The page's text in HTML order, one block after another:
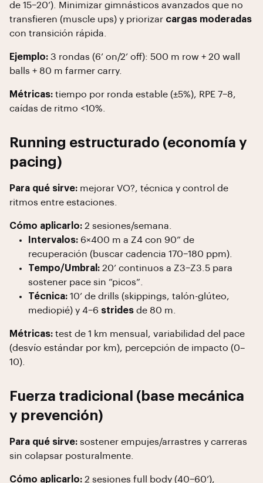
de 15–20’). Minimizar gimnásticos avanzados que no
transfieren (muscle ups) y priorizar cargas moderadas
con transición rápida.
Ejemplo: 3 rondas (6’ on/2’ off): 500 m row + 20 wall
balls + 80 m farmer carry.
Métricas: tiempo por ronda estable (±5%), RPE 7–8,
caídas de ritmo <10%.
Running estructurado (economía y
pacing)
Para qué sirve: mejorar VO?, técnica y control de
ritmos entre estaciones.
Cómo aplicarlo: 2 sesiones/semana.
Intervalos: 6×400 m a Z4 con 90” de
recuperación (buscar cadencia 170–180 ppm).
Tempo/Umbral: 20’ continuos a Z3–Z3.5 para
sostener pace sin “picos”.
Técnica: 10’ de drills (skippings, talón-glúteo,
mediopié) y 4–6 strides de 80 m.
Métricas: test de 1 km mensual, variabilidad del pace
(desvío estándar por km), percepción de impacto (0–
10).
Fuerza tradicional (base mecánica
y prevención)
Para qué sirve: sostener empujes/arrastres y carreras
sin colapsar posturalmente.
Cómo aplicarlo: 2 sesiones full body (40–60’),